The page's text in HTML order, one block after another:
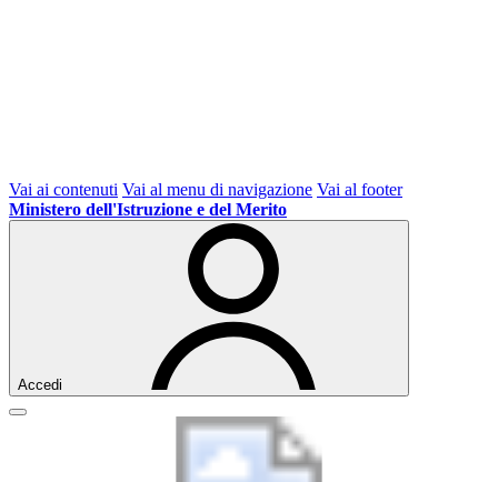
Vai ai contenuti Vai al menu di navigazione Vai al footer
Ministero dell'Istruzione e del Merito
Accedi